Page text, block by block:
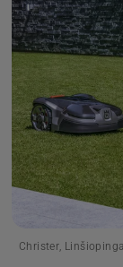
Christer,